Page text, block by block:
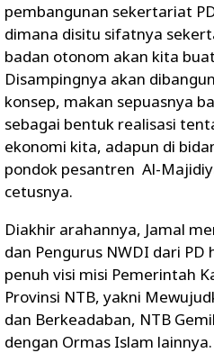
pembangunan sekertariat
dimana disitu sifatnya
badan otonom akan kita
Disampingnya akan
konsep, makan sepuasnya
sebagai bentuk realisasi
ekonomi kita, adapun di
pondok pesantren Al-
cetusnya.
Diakhir arahannya, Jamal
dan Pengurus NWDI dari PD
penuh visi misi Pemerintah
Provinsi NTB, yakni
dan Berkeadaban, NTB
dengan Ormas Islam